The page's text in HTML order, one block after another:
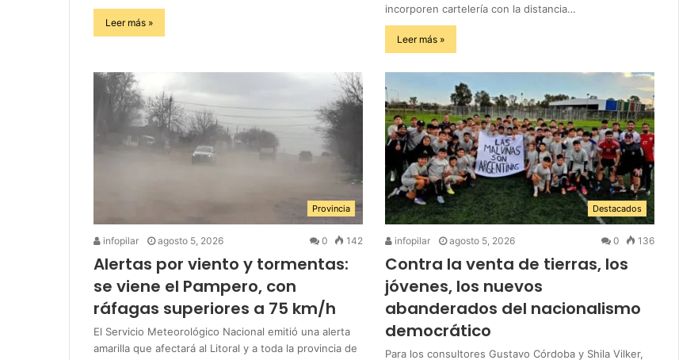
Leer más »
incorporen cartelería con la distancia…
Leer más »
Provincia
infopilar agosto 5, 2026 0 142
Alertas por viento y tormentas:
se viene el Pampero, con
ráfagas superiores a 75 km/h
El Servicio Meteorológico Nacional emitió una alerta
amarilla que afectará al Litoral y a toda la provincia de
Destacados
infopilar agosto 5, 2026 0 136
Contra la venta de tierras, los
jóvenes, los nuevos
abanderados del nacionalismo
democrático
Para los consultores Gustavo Córdoba y Shila Vilker,